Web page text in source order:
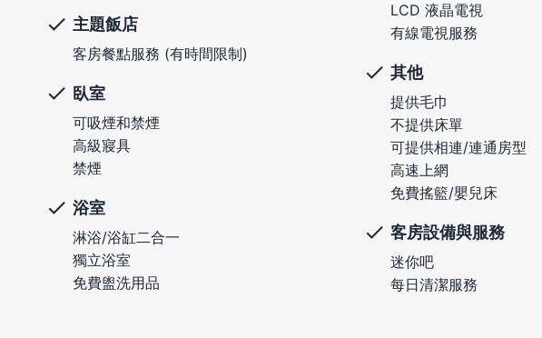
主題飯店
客房餐點服務 (有時間限制)
臥室
可吸煙和禁煙
高級寢具
禁煙
浴室
淋浴/浴缸二合一
獨立浴室
免費盥洗用品
LCD 液晶電視
有線電視服務
其他
提供毛巾
不提供床單
可提供相連/連通房型
高速上網
免費搖籃/嬰兒床
客房設備與服務
迷你吧
每日清潔服務